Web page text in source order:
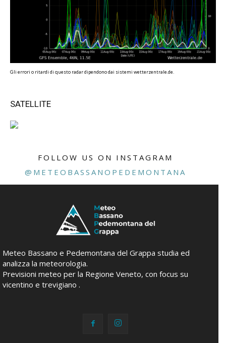
Gli errori o ritardi di questo radar dipendono dai sistemi wetterzentrale.de.
SATELLITE
FOLLOW US ON INSTAGRAM
@METEOBASSANOPEDEMONTANA
Meteo Bassano e Pedemontana del Grappa studia ed
analizza la meteorologia.
Previsioni meteo per la Regione Veneto, con focus su
vicentino e trevigiano .